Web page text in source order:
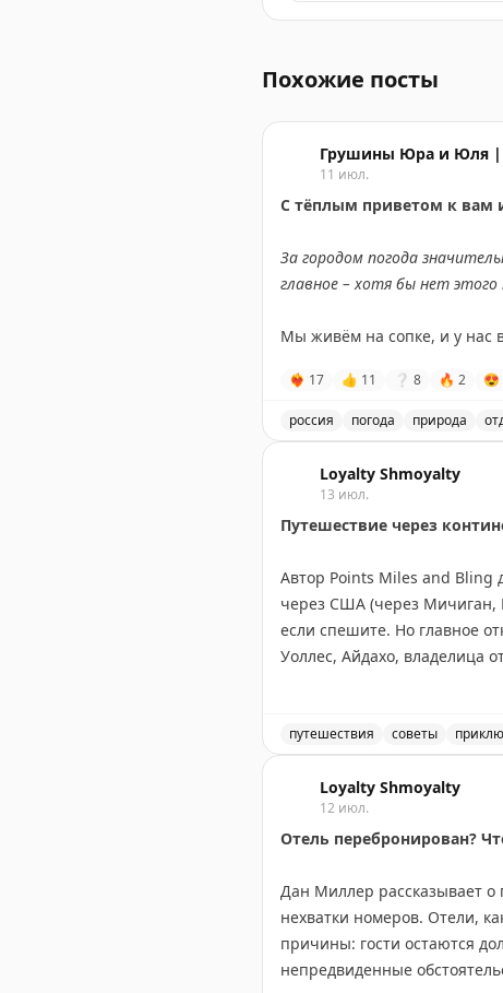
Похожие посты
Грушины Юра и Юля |
11 июл.
С тёплым приветом к вам
За городом погода
главное – хотя бы нет
Мы живём на сопке, и у нас
Но есть и хорошие
солнышком. Есть надежда,
Ну а пока – всем уютного
💛Обняли,
#ДомСолнца
🟨 Мы есть здесьМах·ТГ ·
❤‍🔥 17 👍 11 ❔ 8 🔥 2 😍
россия погода природа
Loyalty Shmoyalty
13 июл.
Путешествие через
Автор Points Miles and
через США (через Мичиган,
если спешите. Но главное
Уоллес, Айдахо, владелица
посетив малые города
оставить место для
Points Miles and Bling
путешествия советы
Loyalty Shmoyalty
12 июл.
Отель перебронирован?
Дан Миллер рассказывает о
нехватки номеров. Отели,
причины: гости остаются
непредвиденные